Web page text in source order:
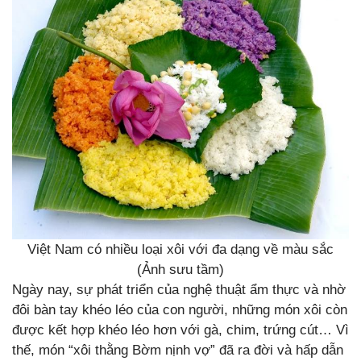
Việt Nam có nhiều loại xôi với đa dạng về màu sắc
(Ảnh sưu tầm)
Ngày nay, sự phát triển của nghệ thuật ẩm thực và nhờ
đôi bàn tay khéo léo của con người, những món xôi còn
được kết hợp khéo léo hơn với gà, chim, trứng cút… Vì
thế, món “xôi thằng Bờm nịnh vợ” đã ra đời và hấp dẫn